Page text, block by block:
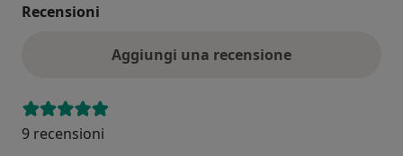
Recensioni
Aggiungi una recensione
9 recensioni